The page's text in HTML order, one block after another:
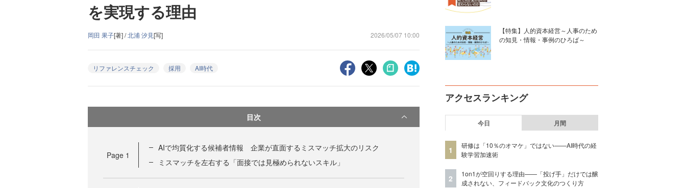
を実現する理由
岡田 果子[著] /北浦 汐見[写] 2026/05/07 10:00
リファレンスチェック 採用 AI時代
目次
Page 1
AIで均質化する候補者情報 企業が直面するミスマッチ拡大のリスク
ミスマッチを左右する「面接では見極められないスキル」
【特集】人的資本経営～人事のため
の知見・情報・事例のひろば～
アクセスランキング
今日 月間
1
研修は「10％のオマケ」ではない——AI時代の経
験学習加速術
2
1on1が空回りする理由——「投げ手」だけでは醸
成されない、フィードバック文化のつくり方